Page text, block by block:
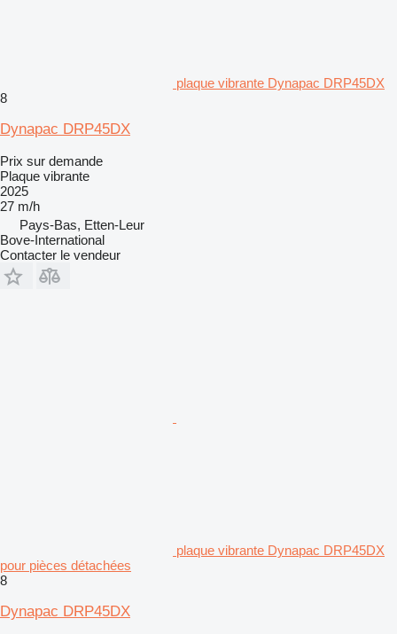
plaque vibrante Dynapac DRP45DX
8
Dynapac DRP45DX
Prix sur demande
Plaque vibrante
2025
27 m/h
Pays-Bas, Etten-Leur
Bove-International
Contacter le vendeur
plaque vibrante Dynapac DRP45DX
pour pièces détachées
8
Dynapac DRP45DX